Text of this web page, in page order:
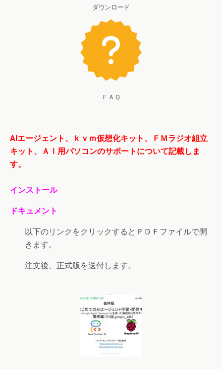
ダウンロード
ＦＡＱ
AIエージェント、ｋｖｍ仮想化キット、ＦＭラジオ組立
キット、ＡＩ用パソコンのサポートについて記載しま
す。
インストール
ドキュメント
以下のリンクをクリックするとＰＤＦファイルで開
きます。
注文後、正式版を送付します。